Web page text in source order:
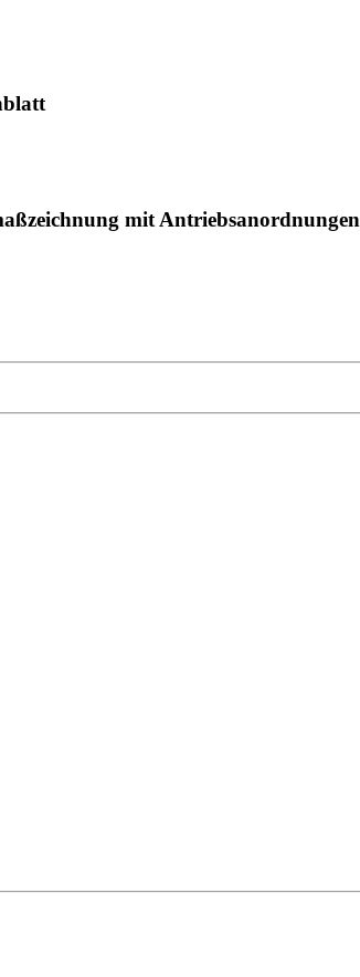
mit Antriebsanordnungen